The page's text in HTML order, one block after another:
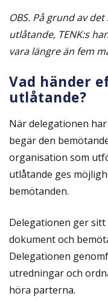
OBS. På grund av
utlåtande, TENK:s
vara längre än fem
Vad händer
utlåtande?
När delegationen
begär den
organisation som
utlåtande ges
bemötanden.
Delegationen ger sitt
dokument och
Delegationen
utredningar och
höra parterna.